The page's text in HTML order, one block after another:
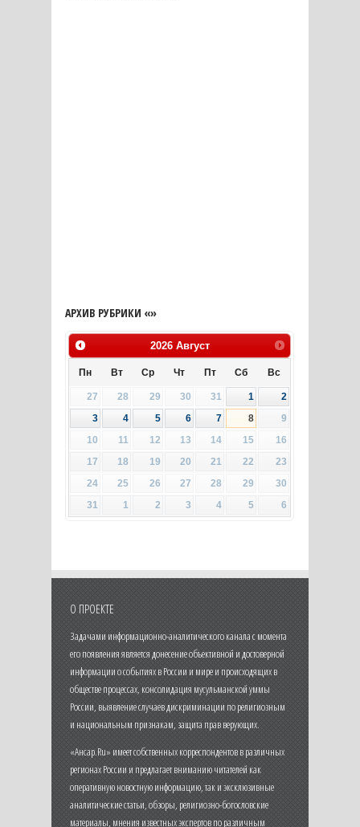
АРХИВ РУБРИКИ «»
2026 Август
Пн Вт Ср Чт Пт Сб Вс
27 28 29 30 31 1
2
3
4 5 6 7 8
9
10
11 12 13 14 15
16
17
18 19 20 21 22
23
24
25 26 27 28 29
30
31
1 2 3 4 5 6
О ПРОЕКТЕ
Задачами информационно-аналитического канала с момента
его появления является донесение объективной и достоверной
информации о событиях в России и мире и происходящих в
обществе процессах, консолидация мусульманской уммы
России, выявление случаев дискриминации по религиозным
и национальным признакам, защита прав верующих.
«Ансар.Ru» имеет собственных корреспондентов в различных
регионах России и предлагает вниманию читателей как
оперативную новостную информацию, так и эксклюзивные
аналитические статьи, обзоры, религиозно-богословские
материалы, мнения известных экспертов по различным